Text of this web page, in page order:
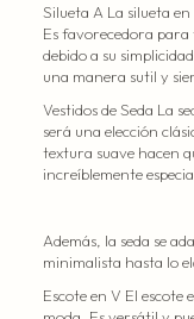
Silueta A La silueta en
Es favorecedora para
debido a su
una manera sutil y
Vestidos de Seda La
será una elección
textura suave hacen
increíblemente
Además, la seda se
minimalista hasta lo
Escote en V El escote